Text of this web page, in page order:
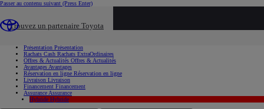
Passer au contenu suivant (Press Enter)
Trouvez un partenaire Toyota
Présentation Présentation
Rachats Cash Rachats ExtraOrdinaires
Offres & Actualités Offres & Actualités
Avantages Avantages
Réservation en ligne Réservation en ligne
Livraison Livraison
Financement Financement
Assurance Assurance
Hybride Hybride